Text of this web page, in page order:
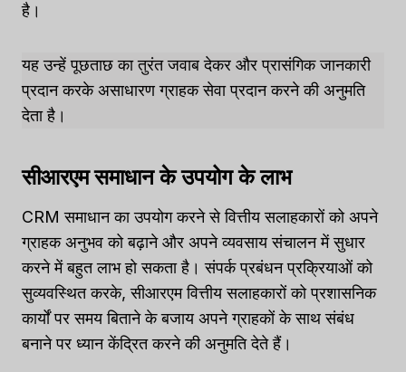
है।
यह उन्हें पूछताछ का तुरंत जवाब देकर और प्रासंगिक जानकारी
प्रदान करके असाधारण ग्राहक सेवा प्रदान करने की अनुमति
देता है।
सीआरएम समाधान के उपयोग के लाभ
CRM समाधान का उपयोग करने से वित्तीय सलाहकारों को अपने
ग्राहक अनुभव को बढ़ाने और अपने व्यवसाय संचालन में सुधार
करने में बहुत लाभ हो सकता है। संपर्क प्रबंधन प्रक्रियाओं को
सुव्यवस्थित करके, सीआरएम वित्तीय सलाहकारों को प्रशासनिक
कार्यों पर समय बिताने के बजाय अपने ग्राहकों के साथ संबंध
बनाने पर ध्यान केंद्रित करने की अनुमति देते हैं।